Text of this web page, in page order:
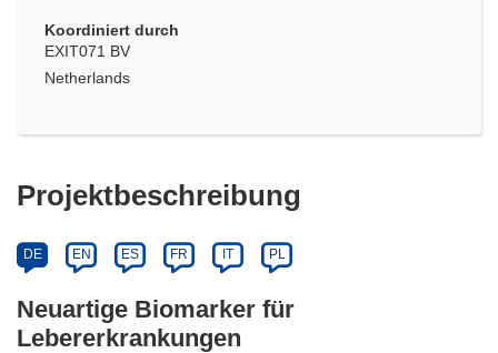
Koordiniert durch
EXIT071 BV
Netherlands
Projektbeschreibung
DE EN ES FR IT PL
Neuartige Biomarker für
Lebererkrankungen